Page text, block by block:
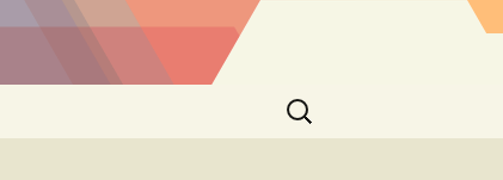
Buscar: